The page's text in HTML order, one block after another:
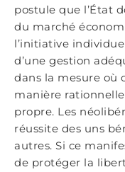
postule que l’État
du marché
l’initiative
d’une gestion
dans la mesure où
manière
propre. Les
réussite des uns
autres. Si ce
de protéger la